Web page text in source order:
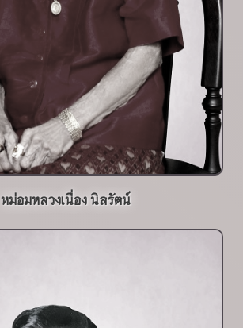
หม่อมหลวงเนื่อง นิลรัตน์